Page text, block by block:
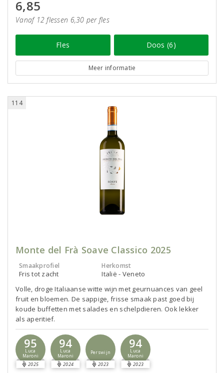
6,85
Vanaf 12 flessen 6,30 per fles
Fles Doos (6)
Meer informatie
114
Monte del Frà Soave Classico 2025
Smaakprofiel
Fris tot zacht
Herkomst
Italië - Veneto
Volle, droge Italiaanse witte wijn met geurnuances van geel
fruit en bloemen. De sappige, frisse smaak past goed bij
koude buffetten met salades en schelpdieren. Ook lekker
als aperitief.
95
Luca
Maroni
2025
94
Luca
Maroni
2024
Perswijn
2023
94
Luca
Maroni
2023